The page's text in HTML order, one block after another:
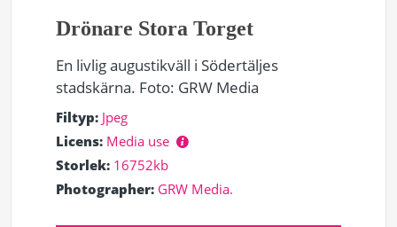
Drönare Stora Torget
En livlig augustikväll i Södertäljes
stadskärna. Foto: GRW Media
Filtyp: Jpeg
Licens: Media use
Storlek: 16752kb
Photographer: GRW Media.